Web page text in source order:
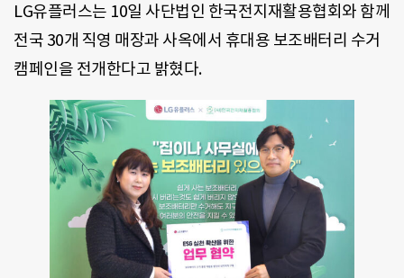
LG유플러스는 10일 사단법인 한국전지재활용협회와 함께
전국 30개 직영 매장과 사옥에서 휴대용 보조배터리 수거
캠페인을 전개한다고 밝혔다.